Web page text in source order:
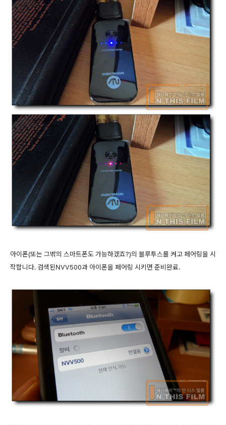
아이폰(또는 그밖의 스마트폰도 가능하겠죠?)의 블루투스를 켜고 페어링을 시
작합니다. 검색된NVV500과 아이폰을 페어링 시키면 준비완료.